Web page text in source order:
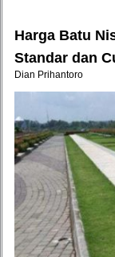
Harga Batu
Standar dan
Dian Prihantoro